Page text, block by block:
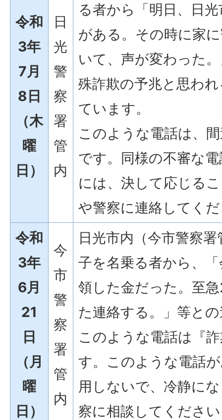
令和
3年
7月
8日
（木
曜
日）
日
光
警
察
署
管
内
る者から「明日、日
がある。その時に家
いて、声が変わった
殊詐欺の予兆と思わ
ています。
このような電話は、
です。同様の不審な
には、決して応じる
や警察に連絡してく
令和
3年
6月
21
日
（月
曜
日）
今
市
警
察
署
管
内
日光市内（今市警察
子を名乗る者から、
領した金だった。至
た連絡する。」等と
このような電話は『
す。このような電話
用しないで、冷静に
察に相談してくださ